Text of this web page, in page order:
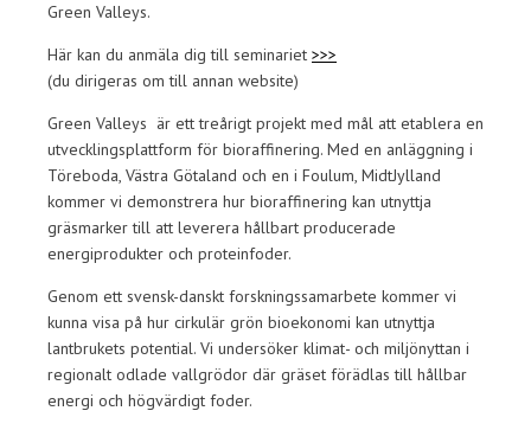
Green Valleys.
Här kan du anmäla dig till seminariet >>>
(du dirigeras om till annan website)
Green Valleys är ett treårigt projekt med mål att etablera en
utvecklingsplattform för bioraffinering. Med en anläggning i
Töreboda, Västra Götaland och en i Foulum, MidtJylland
kommer vi demonstrera hur bioraffinering kan utnyttja
gräsmarker till att leverera hållbart producerade
energiprodukter och proteinfoder.
Genom ett svensk-danskt forskningssamarbete kommer vi
kunna visa på hur cirkulär grön bioekonomi kan utnyttja
lantbrukets potential. Vi undersöker klimat- och miljönyttan i
regionalt odlade vallgrödor där gräset förädlas till hållbar
energi och högvärdigt foder.